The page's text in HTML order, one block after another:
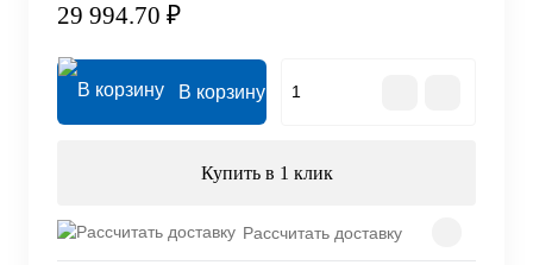
29 994.70 ₽
В корзину
Купить в 1 клик
Рассчитать доставку